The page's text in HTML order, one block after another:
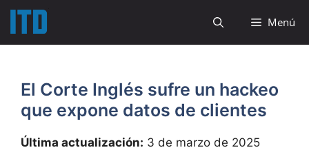
Saltar
contenido
Menú
El Corte Inglés sufre un hackeo
que expone datos de clientes
Última actualización: 3 de marzo de 2025